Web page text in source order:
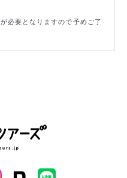
が必要となりますので予めご了